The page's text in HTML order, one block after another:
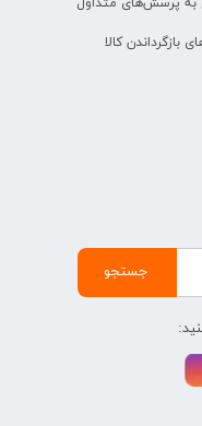
بازگرداندن کالا
جستجو